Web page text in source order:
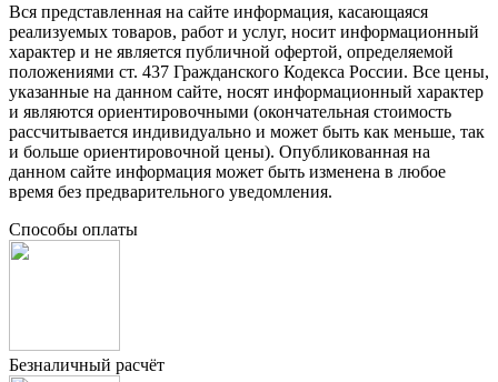
Вся представленная на сайте информация, касающаяся
реализуемых товаров, работ и услуг, носит информационный
характер и не является публичной офертой, определяемой
положениями ст. 437 Гражданского Кодекса России. Все цены,
указанные на данном сайте, носят информационный характер
и являются ориентировочными (окончательная стоимость
рассчитывается индивидуально и может быть как меньше, так
и больше ориентировочной цены). Опубликованная на
данном сайте информация может быть изменена в любое
время без предварительного уведомления.
Способы оплаты
Безналичный расчёт